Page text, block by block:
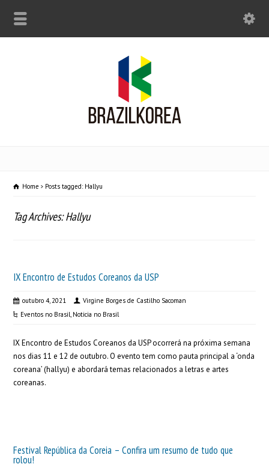
Home Posts tagged: Hallyu
Tag Archives: Hallyu
IX Encontro de Estudos Coreanos da USP
outubro 4, 2021
Virgine Borges de Castilho Sacoman
Eventos no Brasil, Noticia no Brasil
IX Encontro de Estudos Coreanos da USP ocorrerá na próxima semana
nos dias 11 e 12 de outubro. O evento tem como pauta principal a ‘onda
coreana’ (hallyu) e abordará temas relacionados a letras e artes
coreanas.
Festival República da Coreia – Confira um resumo de tudo que
rolou!